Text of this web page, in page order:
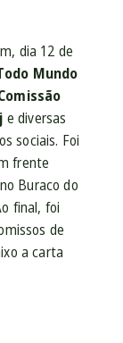
dia 12 de
Mundo
e diversas
sociais. Foi
frente
Buraco do
final, foi
de
a carta